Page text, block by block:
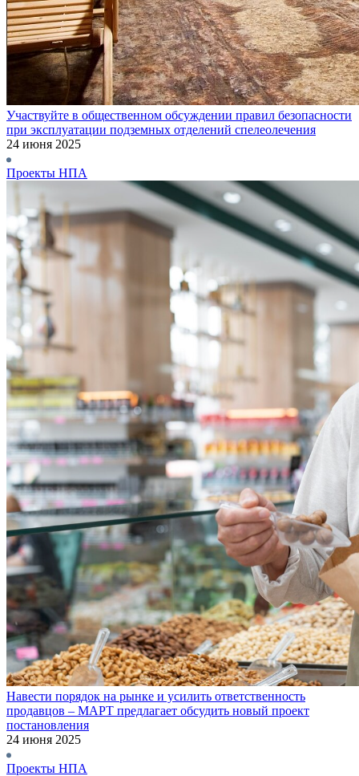
Участвуйте в общественном обсуждении правил безопасности
при эксплуатации подземных отделений спелеолечения
24 июня 2025
Проекты НПА
Навести порядок на рынке и усилить ответственность
продавцов – МАРТ предлагает обсудить новый проект
постановления
24 июня 2025
Проекты НПА